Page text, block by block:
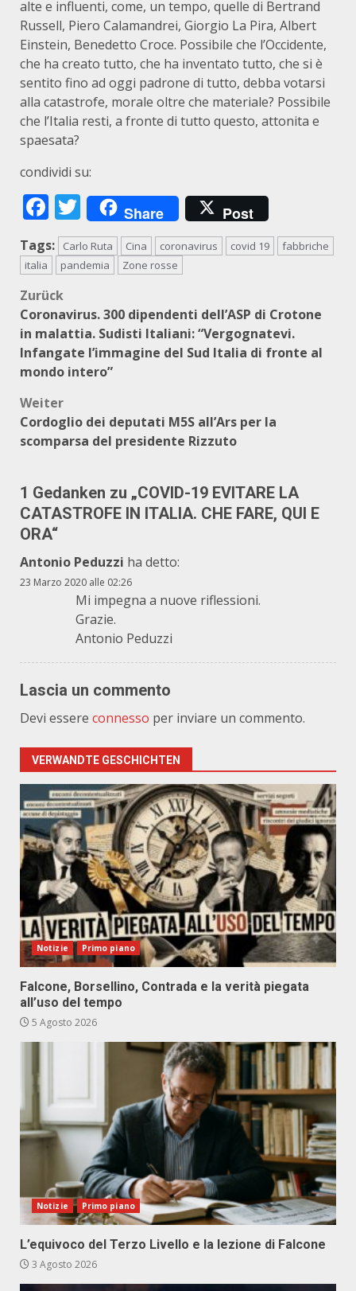
alte e influenti, come, un tempo, quelle di Bertrand
Russell, Piero Calamandrei, Giorgio La Pira, Albert
Einstein, Benedetto Croce. Possibile che l’Occidente,
che ha creato tutto, che ha inventato tutto, che si è
sentito fino ad oggi padrone di tutto, debba votarsi
alla catastrofe, morale oltre che materiale? Possibile
che l’Italia resti, a fronte di tutto questo, attonita e
spaesata?
condividi su:
Facebook
Twitter
Share Post
Tags: Carlo Ruta Cina coronavirus covid 19
fabbriche
italia
pandemia Zone rosse
Beitragsnavigation
Zurück
Coronavirus. 300 dipendenti dell’ASP di Crotone
in malattia. Sudisti Italiani: “Vergognatevi.
Infangate l’immagine del Sud Italia di fronte al
mondo intero”
Weiter
Cordoglio dei deputati M5S all’Ars per la
scomparsa del presidente Rizzuto
1 Gedanken zu „COVID-19 EVITARE LA
CATASTROFE IN ITALIA. CHE FARE, QUI E
ORA“
Antonio Peduzzi ha detto:
23 Marzo 2020 alle 02:26
Mi impegna a nuove riflessioni.
Grazie.
Antonio Peduzzi
Lascia un commento
Devi essere connesso per inviare un commento.
VERWANDTE GESCHICHTEN
Notizie Primo piano
Falcone, Borsellino, Contrada e la verità piegata
all’uso del tempo
5 Agosto 2026
Notizie Primo piano
L’equivoco del Terzo Livello e la lezione di Falcone
3 Agosto 2026